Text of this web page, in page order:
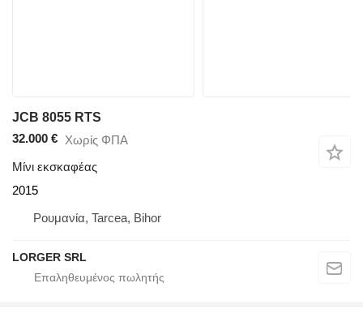
JCB 8055 RTS
32.000 € Χωρίς ΦΠΑ
Μίνι εκσκαφέας
2015
Ρουμανία, Tarcea, Bihor
LORGER SRL